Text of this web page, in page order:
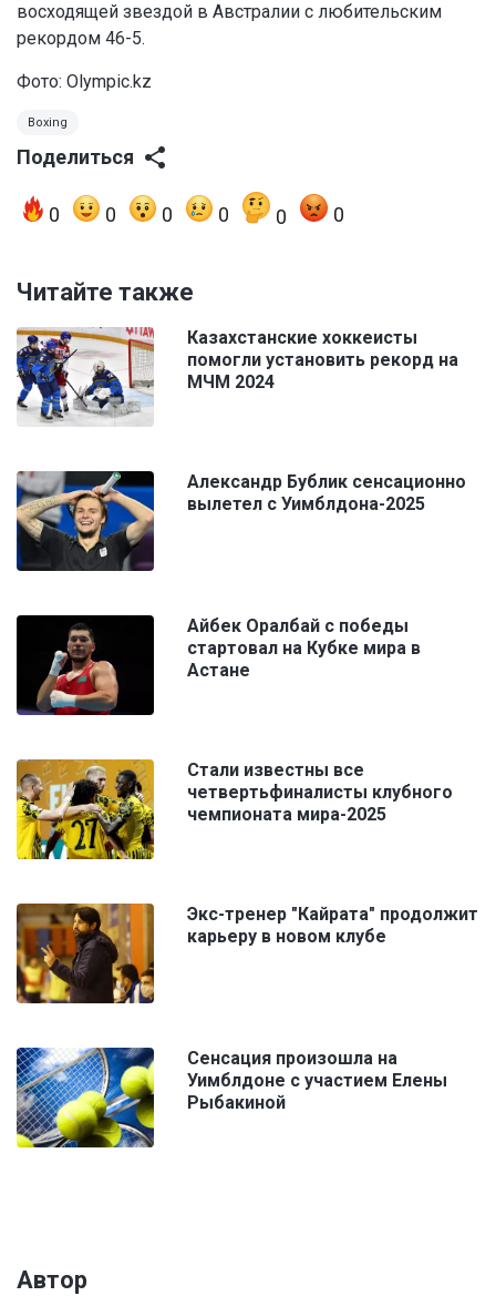
восходящей звездой в Австралии с любительским
рекордом 46-5.
Фото: Olympic.kz
Boxing
Поделиться
0 0 0 0 0 0
Читайте также
Казахстанские хоккеисты
помогли установить рекорд на
МЧМ 2024
Александр Бублик сенсационно
вылетел с Уимблдона-2025
Айбек Оралбай с победы
стартовал на Кубке мира в
Астане
Стали известны все
четвертьфиналисты клубного
чемпионата мира-2025
Экс-тренер "Кайрата" продолжит
карьеру в новом клубе
Сенсация произошла на
Уимблдоне с участием Елены
Рыбакиной
Автор